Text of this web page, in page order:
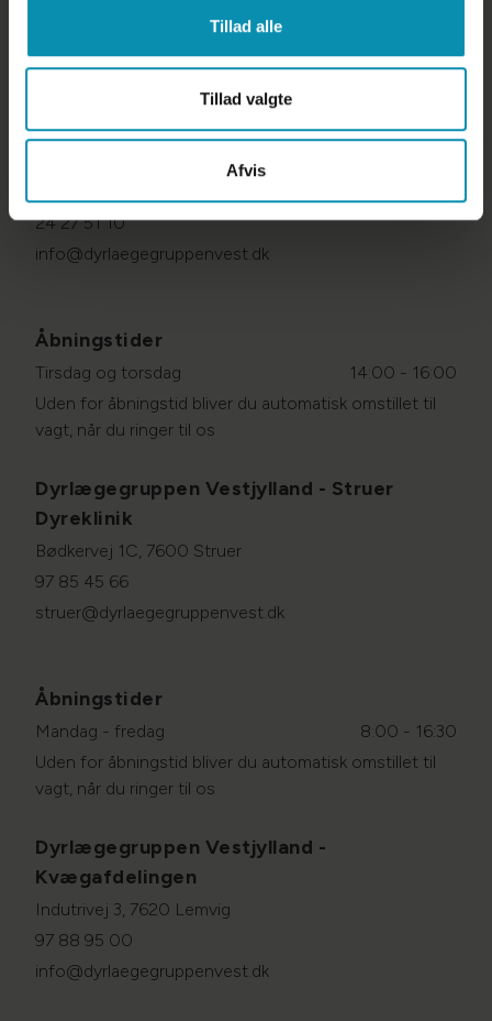
Tillad alle
Tillad valgte
Afvis
Dyrlægegruppen Vestjylland - Vemb
24 27 51 10
info@dyrlaegegruppenvest.dk
Åbningstider
Tirsdag og torsdag
14:00 - 16:00
Uden for åbningstid bliver du automatisk omstillet til
vagt, når du ringer til os
Dyrlægegruppen Vestjylland - Struer
Dyreklinik
Bødkervej 1C, 7600 Struer
97 85 45 66
struer@dyrlaegegruppenvest.dk
Åbningstider
Mandag - fredag
8:00 - 16:30
Uden for åbningstid bliver du automatisk omstillet til
vagt, når du ringer til os
Dyrlægegruppen Vestjylland -
Kvægafdelingen
Indutrivej 3, 7620 Lemvig
97 88 95 00
info@dyrlaegegruppenvest.dk